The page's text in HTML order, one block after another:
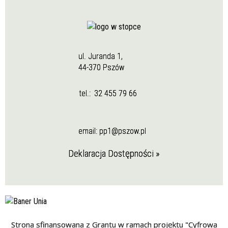
ul. Juranda 1,
44-370 Pszów
tel.: 32 455 79 66
email: pp1@pszow.pl
Deklaracja Dostępności »
Strona sfinansowana z Grantu w ramach projektu "Cyfrowa